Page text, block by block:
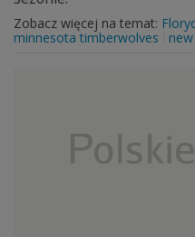
Zobacz więcej na temat:
minnesota timberwolves